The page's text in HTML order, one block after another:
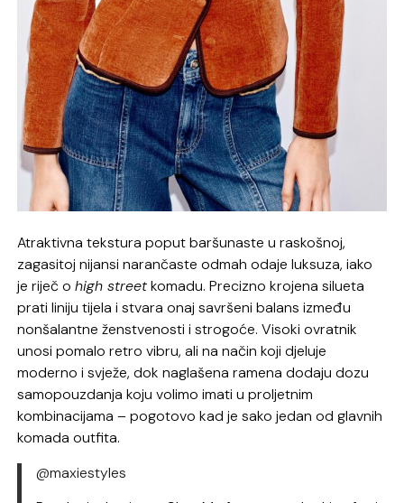
Atraktivna tekstura poput baršunaste u raskošnoj,
zagasitoj nijansi narančaste odmah odaje luksuza, iako
je riječ ohigh streetkomadu. Precizno krojena silueta
prati liniju tijela i stvara onaj savršeni balans između
nonšalantne ženstvenosti i strogoće. Visoki ovratnik
unosi pomalo retro vibru, ali na način koji djeluje
moderno i svježe, dok naglašena ramena dodaju dozu
samopouzdanja koju volimo imati u proljetnim
kombinacijama – pogotovo kad je sako jedan od glavnih
komada outfita.
@maxiestyles